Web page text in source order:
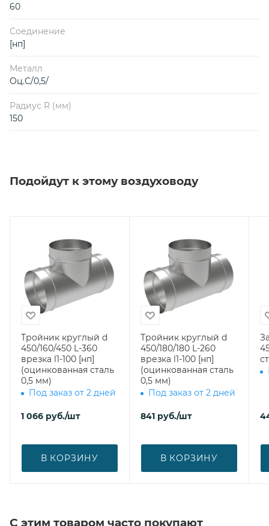
60
Соединение
[нп]
Металл
Оц.С/0,5/
Радиус R (мм)
150
Подойдут к этому воздуховоду
Тройник круглый d
450/160/450 L-360
врезка l1-100 [нп]
(оцинкованная сталь
0,5 мм)
Под заказ от 2 дней
1 066 руб./шт
В КОРЗИНУ
Тройник круглый d
450/180/180 L-260
врезка l1-100 [нп]
(оцинкованная сталь
0,5 мм)
Под заказ от 2 дней
841 руб./шт
В КОРЗИНУ
450
С этим товаром часто покупают